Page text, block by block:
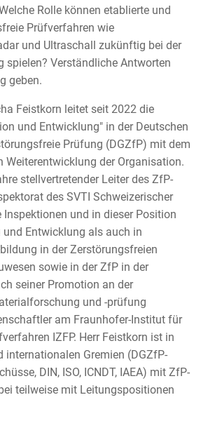
Rolle können etablierte und
Prüfverfahren wie
und Ultraschall zukünftig bei der
spielen? Verständliche Antworten
geben.
Feistkorn leitet seit 2022 die
und Entwicklung" in der Deutschen
Prüfung (DGZfP) mit dem
Weiterentwicklung der Organisation.
stellvertretender Leiter des ZfP-
des SVTI Schweizerischer
und in dieser Position
Entwicklung als auch in
in der Zerstörungsfreien
sowie in der ZfP in der
seiner Promotion an der
und -prüfung
am Fraunhofer-Institut für
IZFP. Herr Feistkorn ist in
internationalen Gremien (DGZfP-
DIN, ISO, ICNDT, IAEA) mit ZfP-
teilweise mit Leitungspositionen